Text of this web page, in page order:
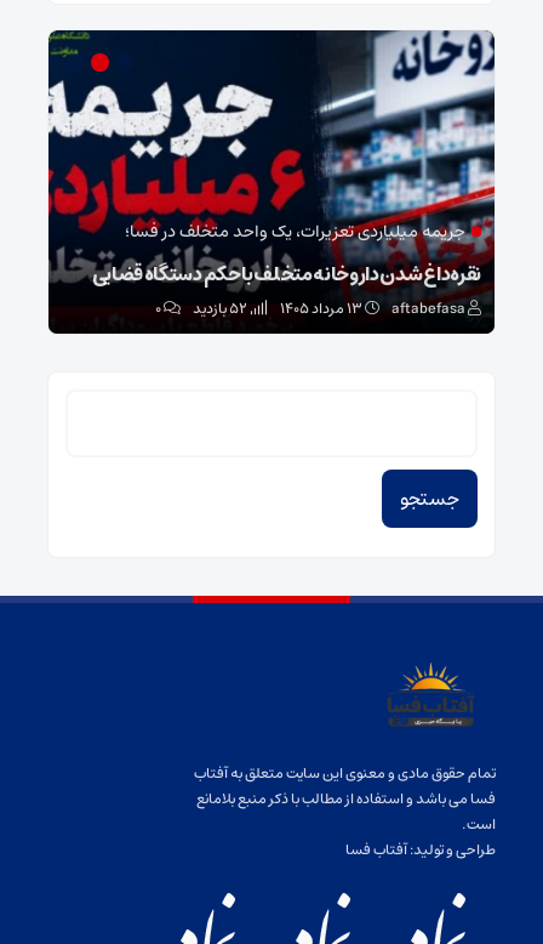
جریمه میلیاردی تعزیرات، یک واحد متخلف در فسا؛
نقره‌داغ شدن داروخانه متخلف با حکم دستگاه قضایی
aftabefasa ۰
تمام حقوق مادی و معنوی این سایت متعلق به آفتاب
فسا می باشد و استفاده از مطالب با ذکر منبع بلامانع
است.
طراحی و تولید:آفتاب فسا